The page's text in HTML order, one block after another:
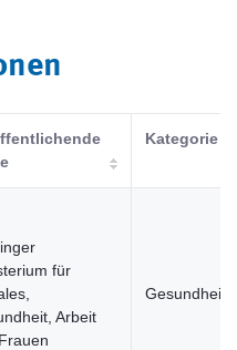
Kategorie
für
Arbeit
Gesundheit